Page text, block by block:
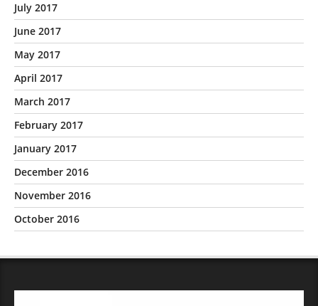
July 2017
June 2017
May 2017
April 2017
March 2017
February 2017
January 2017
December 2016
November 2016
October 2016